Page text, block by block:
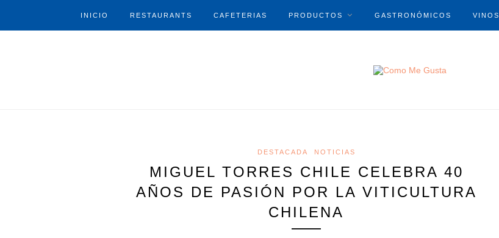
INICIO RESTAURANTS CAFETERIAS PRODUCTOS GASTRONÓMICOS VINOS
DESTACADA NOTICIAS
MIGUEL TORRES CHILE CELEBRA 40
AÑOS DE PASIÓN POR LA VITICULTURA
CHILENA